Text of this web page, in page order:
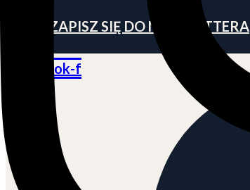
ZAPISZ SIĘ DO NEWSLETTERA
Facebook-f